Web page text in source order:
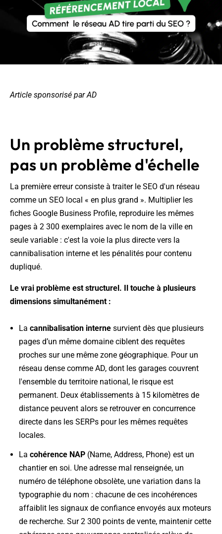
Article sponsorisé par AD
Un problème structurel,
pas un problème d'échelle
La première erreur consiste à traiter le SEO d'un réseau
comme un SEO local « en plus grand ». Multiplier les
fiches Google Business Profile, reproduire les mêmes
pages à 2 300 exemplaires avec le nom de la ville en
seule variable : c'est la voie la plus directe vers la
cannibalisation interne et les pénalités pour contenu
dupliqué.
Le vrai problème est structurel. Il touche à plusieurs
dimensions simultanément :
Lacannibalisation interne survient dès que plusieurs
pages d’un même domaine ciblent des requêtes
proches sur une même zone géographique. Pour un
réseau dense comme AD, dont les garages couvrent
l'ensemble du territoire national, le risque est
permanent. Deux établissements à 15 kilomètres de
distance peuvent alors se retrouver en concurrence
directe dans les SERPs pour les mêmes requêtes
locales.
Lacohérence NAP (Name, Address, Phone) est un
chantier en soi. Une adresse mal renseignée, un
numéro de téléphone obsolète, une variation dans la
typographie du nom : chacune de ces incohérences
affaiblit les signaux de confiance envoyés aux moteurs
de recherche. Sur 2 300 points de vente, maintenir cette